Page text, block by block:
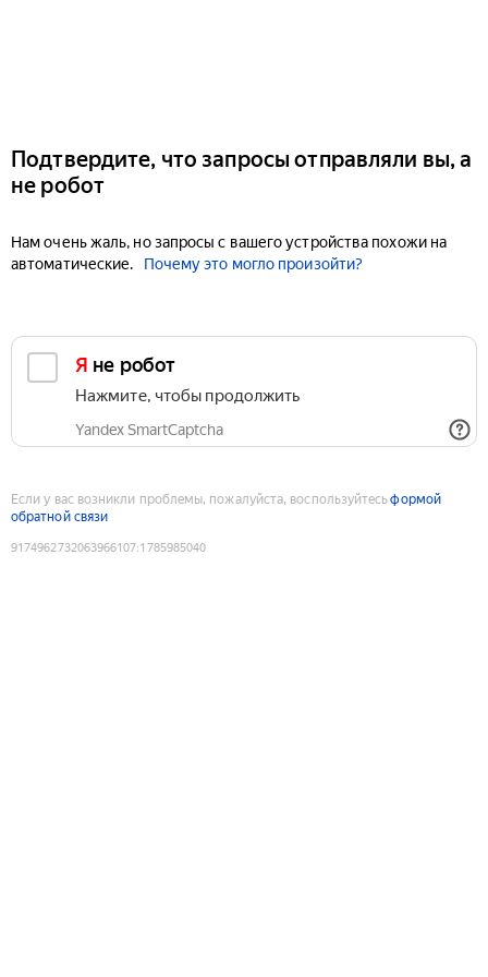
Подтвердите, что запросы отправляли вы, а
не робот
Нам очень жаль, но запросы с вашего устройства похожи на
автоматические.
Почему это могло произойти?
Я не робот
Нажмите, чтобы продолжить
Yandex SmartCaptcha
Если у вас возникли проблемы, пожалуйста, воспользуйтесьформой
обратной связи
9174962732063966107:1785985040